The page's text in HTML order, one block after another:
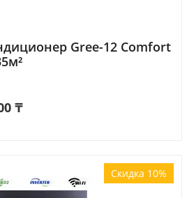
Gree-12 Comfort
₸
Скидка 10%